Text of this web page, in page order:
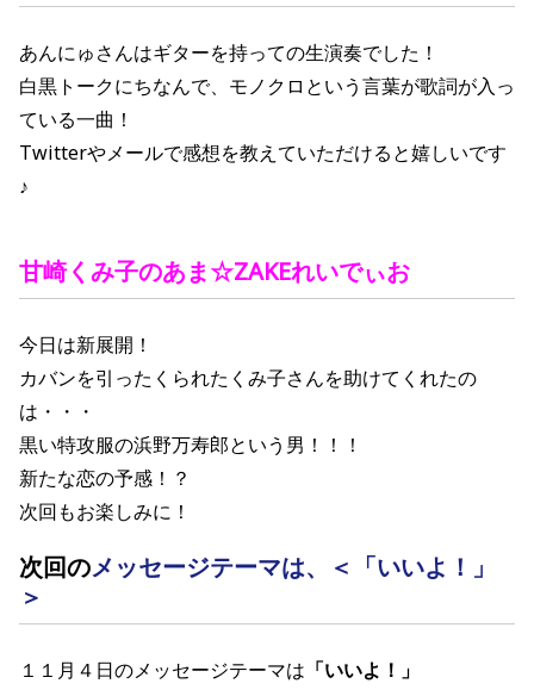
あんにゅさんはギターを持っての生演奏でした！
白黒トークにちなんで、モノクロという言葉が歌詞が入っ
ている一曲！
Twitterやメールで感想を教えていただけると嬉しいです
♪
甘崎くみ子のあま☆ZAKEれいでぃお
今日は新展開！
カバンを引ったくられたくみ子さんを助けてくれたの
は・・・
黒い特攻服の浜野万寿郎という男！！！
新たな恋の予感！？
次回もお楽しみに！
次回のメッセージテーマは、＜「いいよ！」
＞
１１月４日のメッセージテーマは 「いいよ！」